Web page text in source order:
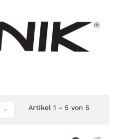
Artikel 1 - 5 von 5